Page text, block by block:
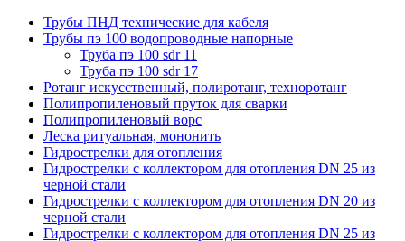
Трубы ПНД технические для кабеля
Трубы пэ 100 водопроводные напорные
Труба пэ 100 sdr 11
Труба пэ 100 sdr 17
Ротанг искусственный, полиротанг, техноротанг
Полипропиленовый пруток для сварки
Полипропиленовый ворс
Леска ритуальная, мононить
Гидрострелки для отопления
Гидрострелки с коллектором для отопления DN 25 из
черной стали
Гидрострелки с коллектором для отопления DN 20 из
черной стали
Гидрострелки с коллектором для отопления DN 25 из